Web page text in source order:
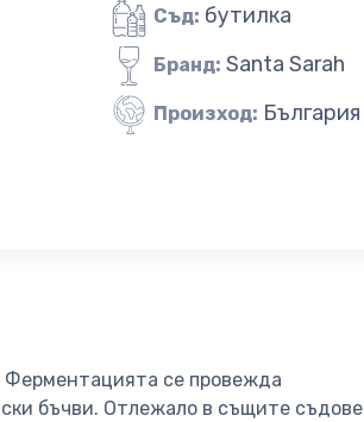
Съд: бутилка
Бранд: Santa Sarah
Произход: България
Ферментацията се провежда
бъчви. Отлежало в същите съдове